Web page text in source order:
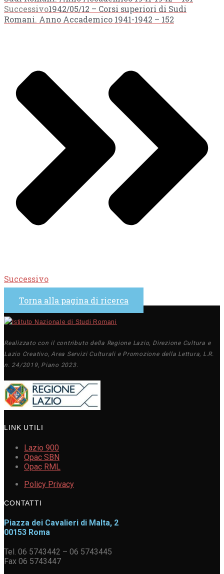
Successivo1942/05/12 – Corsi superiori di Sudi
Romani. Anno Accademico 1941-1942 – 152
Successivo
Torna alla pagina di ricerca
Realizzato con il contributo della Regione Lazio, Direzione Cultura e
Lazio Creativo, Area Servizi Culturali e Promozione della Lettura, L.R.
n. 24/2019, Piano 2023.
LINK UTILI
Lazio 900
Opac SBN
Opac RML
Policy Privacy
CONTATTI
Piazza dei Cavalieri di Malta, 2
00153 Roma
Tel. 06 5743442 – 06 5743445
Fax 06 5743447